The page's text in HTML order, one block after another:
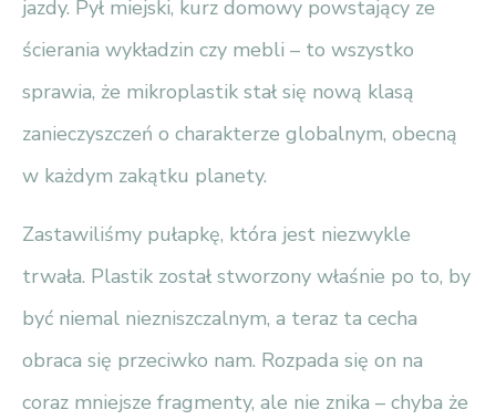
jazdy. Pył miejski, kurz domowy powstający ze
ścierania wykładzin czy mebli – to wszystko
sprawia, że mikroplastik stał się nową klasą
zanieczyszczeń o charakterze globalnym, obecną
w każdym zakątku planety.
Zastawiliśmy pułapkę, która jest niezwykle
trwała. Plastik został stworzony właśnie po to, by
być niemal niezniszczalnym, a teraz ta cecha
obraca się przeciwko nam. Rozpada się on na
coraz mniejsze fragmenty, ale nie znika – chyba że